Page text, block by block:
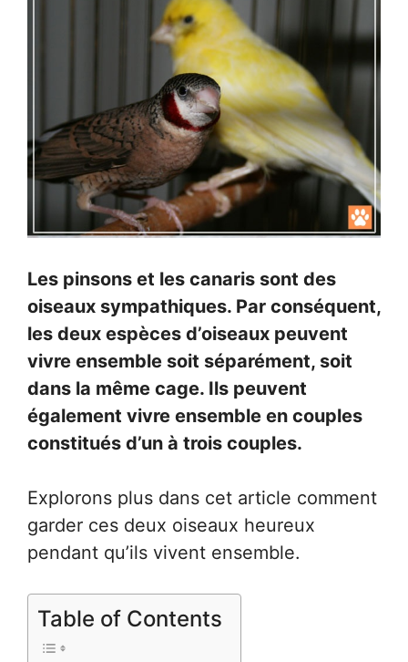
Les pinsons et les canaris sont des
oiseaux sympathiques. Par conséquent,
les deux espèces d’oiseaux peuvent
vivre ensemble soit séparément, soit
dans la même cage. Ils peuvent
également vivre ensemble en couples
constitués d’un à trois couples.
Explorons plus dans cet article comment
garder ces deux oiseaux heureux
pendant qu’ils vivent ensemble.
Table of Contents